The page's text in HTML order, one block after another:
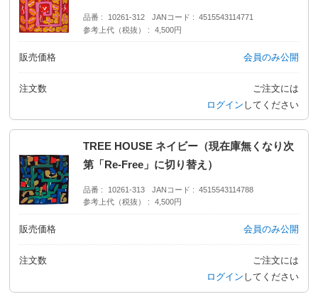
品番 10261-312 JANコード
4515543114771
参考上代（税抜）
4,500円
販売価格 会員のみ公開
注文数
ご注文には
ログイン してください
TREE HOUSE ネイビー（現在庫無くなり次
第「Re-Free」に切り替え）
品番 10261-313 JANコード
4515543114788
参考上代（税抜）
4,500円
販売価格 会員のみ公開
注文数
ご注文には
ログイン してください